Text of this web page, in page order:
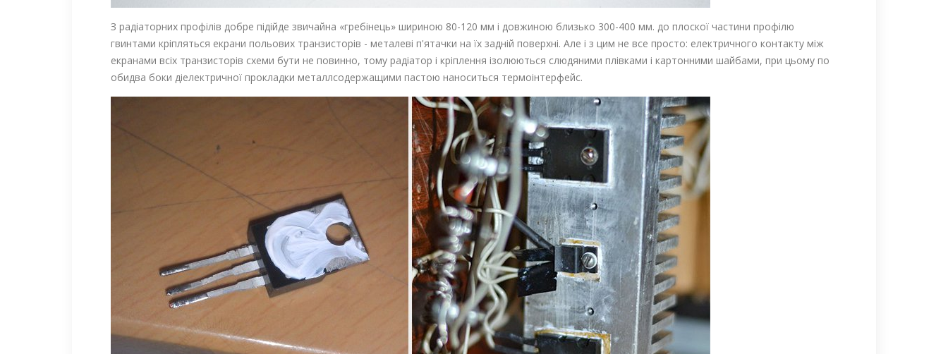
З радіаторних профілів добре підійде звичайна «гребінець» шириною 80-120 мм і довжиною близько 300-400 мм. до плоскої частини профілю
гвинтами кріпляться екрани польових транзисторів - металеві п'ятачки на їх задній поверхні. Але і з цим не все просто: електричного контакту між
екранами всіх транзисторів схеми бути не повинно, тому радіатор і кріплення ізолюються слюдяними плівками і картонними шайбами, при цьому по
обидва боки діелектричної прокладки металлсодержащими пастою наноситься термоінтерфейс.